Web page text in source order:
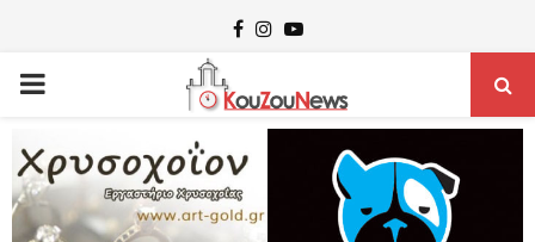
Facebook
Instagram
Youtube
PRIMARY
MENU